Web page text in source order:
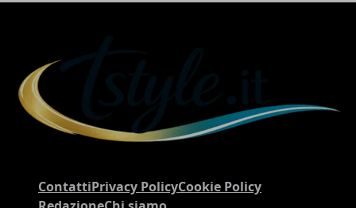
ContattiPrivacy PolicyCookie Policy